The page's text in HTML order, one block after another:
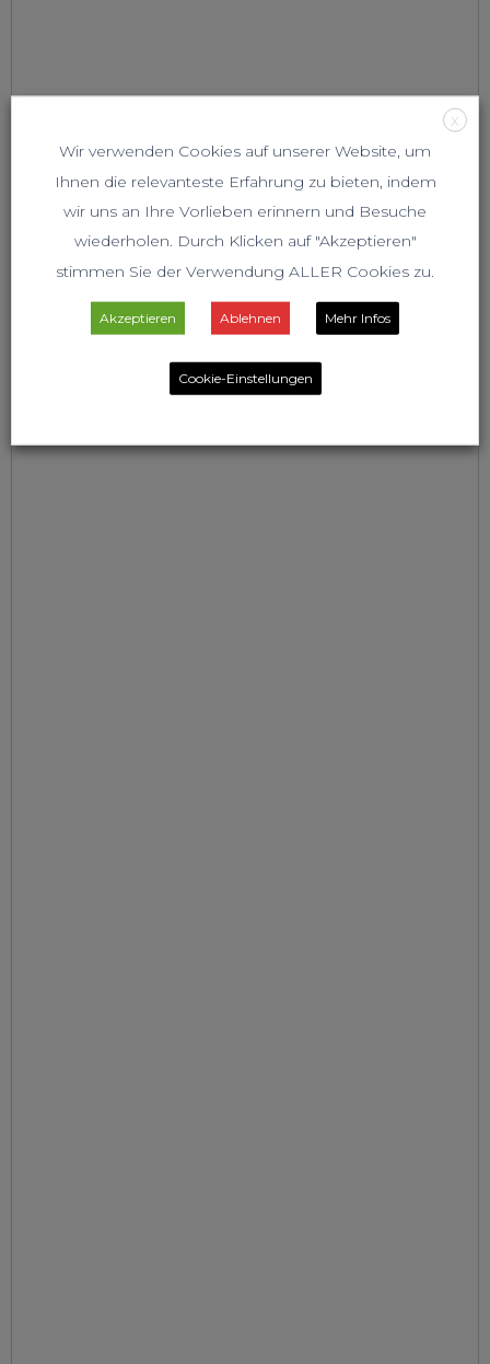
X
Wir verwenden Cookies auf unserer Website, um
Ihnen die relevanteste Erfahrung zu bieten, indem
wir uns an Ihre Vorlieben erinnern und Besuche
wiederholen. Durch Klicken auf "Akzeptieren"
stimmen Sie der Verwendung ALLER Cookies zu.
Akzeptieren Ablehnen Mehr Infos
Cookie-Einstellungen